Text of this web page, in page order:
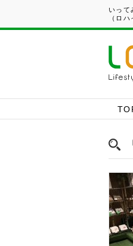
いって
（ロハ